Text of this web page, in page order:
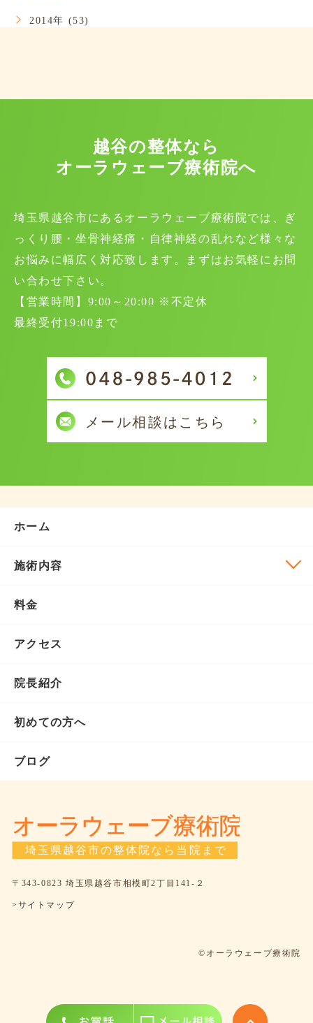
2014年 (53)
越谷の整体なら
オーラウェーブ療術院へ
埼玉県越谷市にあるオーラウェーブ療術院では、ぎ
っくり腰・坐骨神経痛・自律神経の乱れなど様々な
お悩みに幅広く対応致します。まずはお気軽にお問
い合わせ下さい。
【営業時間】9:00～20:00 ※不定休
最終受付19:00まで
ホーム
施術内容
料金
アクセス
院長紹介
初めての方へ
ブログ
〒343-0823 埼玉県越谷市相模町2丁目141-２
>サイトマップ
©オーラウェーブ療術院